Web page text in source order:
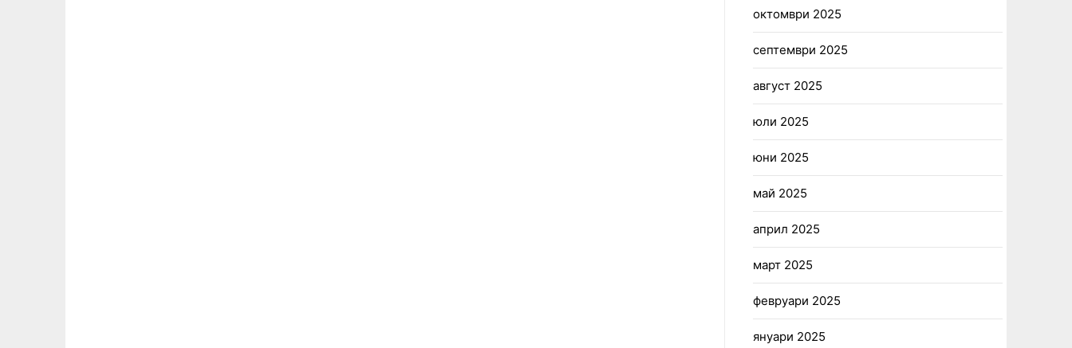
октомври 2025
септември 2025
август 2025
юли 2025
юни 2025
май 2025
април 2025
март 2025
февруари 2025
януари 2025